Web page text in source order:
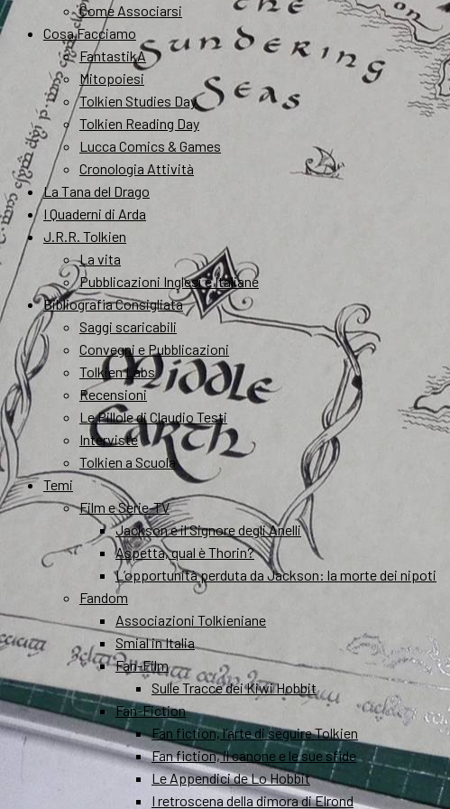
Come Associarsi
Cosa Facciamo
FantastikA
Mitopoiesi
Tolkien Studies Day
Tolkien Reading Day
Lucca Comics & Games
Cronologia Attività
La Tana del Drago
I Quaderni di Arda
J.R.R. Tolkien
La vita
Pubblicazioni Inglesi e Italiane
Bibliografia Consigliata
Saggi scaricabili
Convegni e Pubblicazioni
Tolkien Labs
Recensioni
Le Pillole di Claudio Testi
Interviste
Tolkien a Scuola
Temi
Film e Serie-TV
Jackson e il Signore degli Anelli
Aspetta, qual è Thorin?
L’opportunità perduta da Jackson: la morte dei nipoti
Fandom
Associazioni Tolkieniane
Smial in Italia
Fan-Film
Sulle Tracce dei Kiwi Hobbit
Fan-Fiction
Fan fiction, l’arte di seguire Tolkien
Fan fiction, il canone e le sue sfide
Le Appendici de Lo Hobbit
I retroscena della dimora di Elrond